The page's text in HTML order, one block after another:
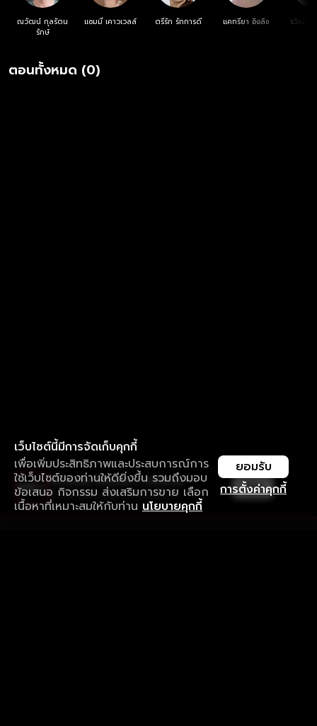
ณวัฒน์ กุลรัตน
รักษ์
แซมมี่ เคาวเวลล์ ตรีรัก รักการดี แคทรียา อิงลิช รวิชญ์
ตอนทั้งหมด (0)
เว็บไซต์นี้มีการจัดเก็บคุกกี้
เพื่อเพิ่มประสิทธิภาพและประสบการณ์การ
ใช้เว็บไซต์ของท่านให้ดียิ่งขึ้น รวมถึงมอบ
ข้อเสนอ กิจกรรม ส่งเสริมการขาย เลือก
เนื้อหาที่เหมาะสมให้กับท่าน นโยบายคุกกี้
การตั้งค่าคุกกี้
ยอมรับ
ใช้งานแอป ลื่นไหลกว่า ไม่มีสะดุด
ดาวน์โหลดแอปเพื่อการรับชมที่ดีกว่า เปิด